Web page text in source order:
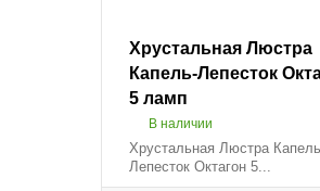
Хрустальная Люстра
Капель-Лепесток
5 ламп
В наличии
Хрустальная Люстра
Лепесток Октагон 5...